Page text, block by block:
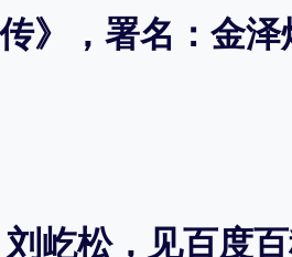
》，署名：金
屹松，见百度